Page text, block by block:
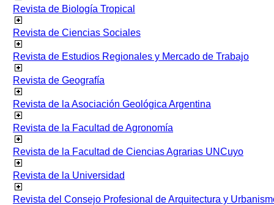
Revista de Biología Tropical
Revista de Ciencias Sociales
Revista de Estudios Regionales y Mercado de Trabajo
Revista de Geografía
Revista de la Asociación Geológica Argentina
Revista de la Facultad de Agronomía
Revista de la Facultad de Ciencias Agrarias UNCuyo
Revista de la Universidad
Revista del Consejo Profesional de Arquitectura y